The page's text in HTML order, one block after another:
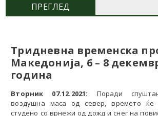
ПРЕГЛЕД
Тридневна временска
Македонија, 6– 8
година
Вторник 07.12.2021: Поради
воздушна маса од север, времето
студено со врнежи од дожд и снег на